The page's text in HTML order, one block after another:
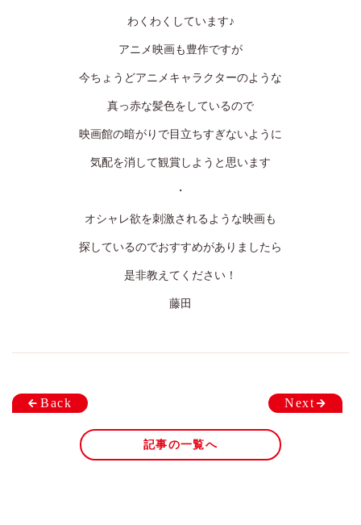
025-275-2711
025-281-7980
9:00~18:00
9:00~18:00
coco Porte
0250-25-2248
わくわくしています♪
アニメ映画も豊作ですが
今ちょうどアニメキャラクターのような
真っ赤な髪色をしているので
映画館の暗がりで目立ちすぎないように
気配を消して観賞しようと思います
・
オシャレ欲を刺激されるような映画も
探しているのでおすすめがありましたら
是非教えてください！
藤田
Back
記事の一覧へ
Next